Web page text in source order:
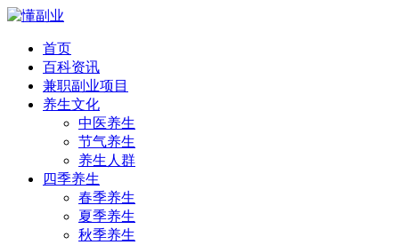
首页
百科资讯
兼职副业项目
养生文化
中医养生
节气养生
养生人群
四季养生
春季养生
夏季养生
秋季养生